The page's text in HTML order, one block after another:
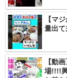
【マ
量出
【動
場!!!!